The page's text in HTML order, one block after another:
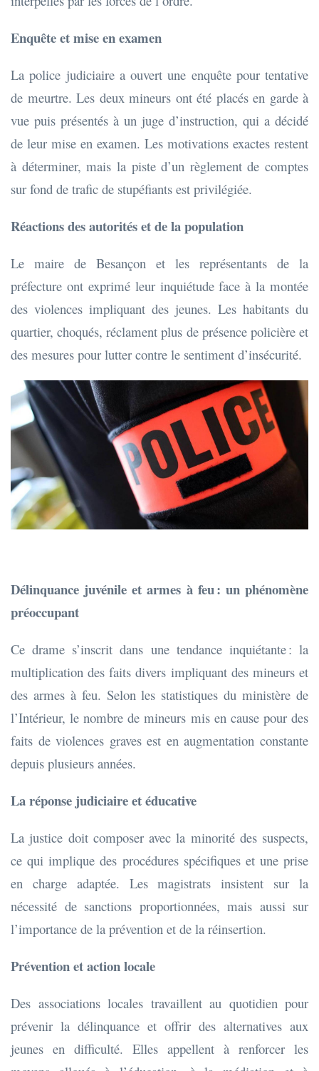
Enquête et mise en examen
La police judiciaire a ouvert une enquête pour tentative
de meurtre. Les deux mineurs ont été placés en garde à
vue puis présentés à un juge d’instruction, qui a décidé
de leur mise en examen. Les motivations exactes restent
à déterminer, mais la piste d’un règlement de comptes
sur fond de trafic de stupéfiants est privilégiée.
Réactions des autorités et de la population
Le maire de Besançon et les représentants de la
préfecture ont exprimé leur inquiétude face à la montée
des violences impliquant des jeunes. Les habitants du
quartier, choqués, réclament plus de présence policière et
des mesures pour lutter contre le sentiment d’insécurité.
Délinquance juvénile et armes à feu : un phénomène
préoccupant
Ce drame s’inscrit dans une tendance inquiétante : la
multiplication des faits divers impliquant des mineurs et
des armes à feu. Selon les statistiques du ministère de
l’Intérieur, le nombre de mineurs mis en cause pour des
faits de violences graves est en augmentation constante
depuis plusieurs années.
La réponse judiciaire et éducative
La justice doit composer avec la minorité des suspects,
ce qui implique des procédures spécifiques et une prise
en charge adaptée. Les magistrats insistent sur la
nécessité de sanctions proportionnées, mais aussi sur
l’importance de la prévention et de la réinsertion.
Prévention et action locale
Des associations locales travaillent au quotidien pour
prévenir la délinquance et offrir des alternatives aux
jeunes en difficulté. Elles appellent à renforcer les